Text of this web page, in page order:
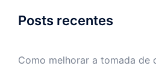
Posts recentes
Como melhorar a tomada de